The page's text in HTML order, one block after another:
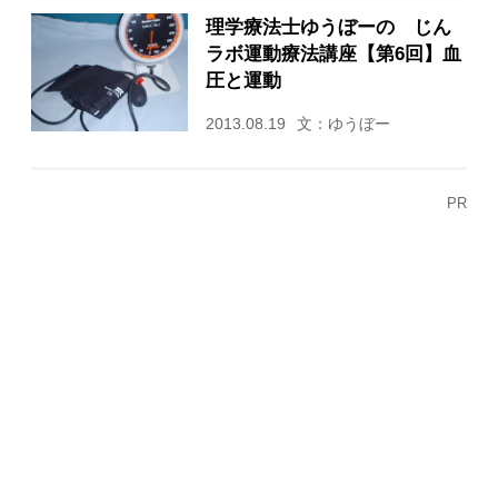
理学療法士ゆうぼーの じん
ラボ運動療法講座【第6回】血
圧と運動
2013.08.19 文：ゆうぼー
PR